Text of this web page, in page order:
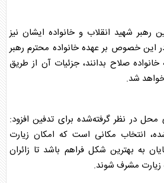
رهبر شهید انقلاب و خانواده ایشان نیز
این خصوص بر عهده خانواده محترم رهبر
صلاح بدانند، جزئیات آن از طریق
شد.
در نظر گرفته‌شده برای تدفین افزود:
انتخاب مکانی است که امکان زیارت
به بهترین شکل فراهم باشد تا زائران
زیارت مشرف شوند.